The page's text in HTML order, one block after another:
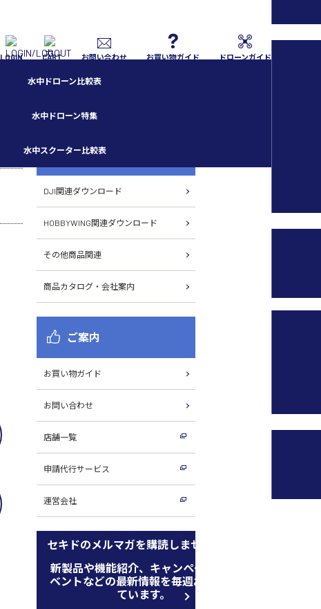
LOGIN CART お問い合わせ お買い物ガイド ドローンガイド
水中ドローン比較表
水中ドローン特集
水中スクーター比較表各種ダウンロード
DJI関連ダウンロード
HOBBYWING関連ダウンロード
その他商品関連
商品カタログ・会社案内
ご案内
お買い物ガイド
お問い合わせ
店舗一覧
申請代行サービス
運営会社
セキドのメルマガを購読しませんか
新製品や機能紹介、キャンペーン、イ
ベントなどの最新情報を毎週お届けし
ています。